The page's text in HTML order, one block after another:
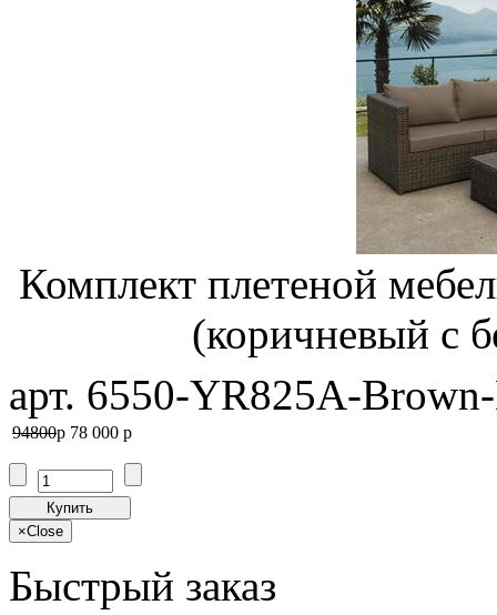
Комплект плетеной
(коричневый с
арт. 6550-YR825A-
94800p 78 000 p
Купить
×Close
Быстрый заказ